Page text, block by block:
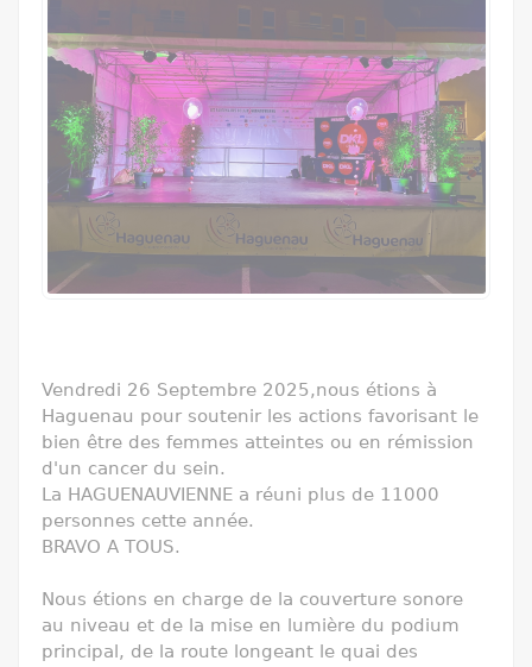
Vendredi 26 Septembre 2025,nous étions à
Haguenau pour soutenir les actions favorisant le
bien être des femmes atteintes ou en rémission
d'un cancer du sein.
La HAGUENAUVIENNE a réuni plus de 11000
personnes cette année.
BRAVO A TOUS.
Nous étions en charge de la couverture sonore
au niveau et de la mise en lumière du podium
principal, de la route longeant le quai des